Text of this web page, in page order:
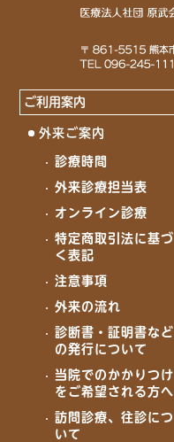
ご利用案内
外来ご案内
診療時間
外来診療担当表
オンライン診療
特定商取引法に基づ
く表記
注意事項
外来の流れ
診断書・証明書など
の発行について
当院でのかかりつけ
をご希望される方へ
訪問診療、往診につ
いて